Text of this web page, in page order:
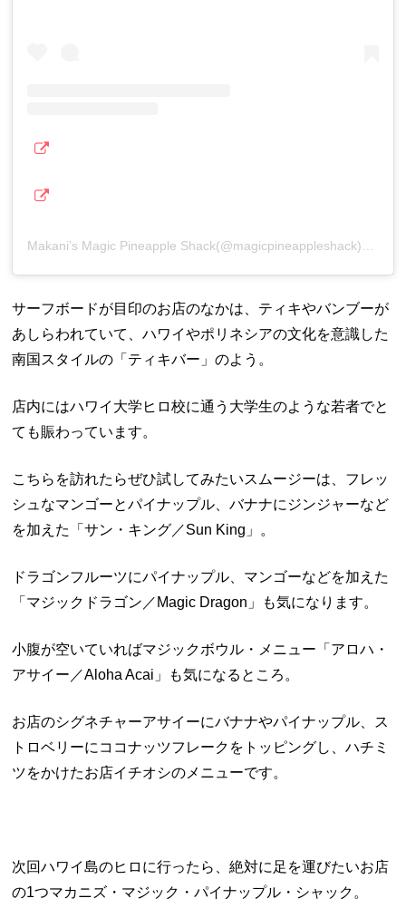
サーフボードが目印のお店のなかは、ティキやバンブーが
あしらわれていて、ハワイやポリネシアの文化を意識した
南国スタイルの「ティキバー」のよう。
店内にはハワイ大学ヒロ校に通う大学生のような若者でと
ても賑わっています。
こちらを訪れたらぜひ試してみたいスムージーは、フレッ
シュなマンゴーとパイナップル、バナナにジンジャーなど
を加えた「サン・キング／Sun King」。
ドラゴンフルーツにパイナップル、マンゴーなどを加えた
「マジックドラゴン／Magic Dragon」も気になります。
小腹が空いていればマジックボウル・メニュー「アロハ・
アサイー／Aloha Acai」も気になるところ。
お店のシグネチャーアサイーにバナナやパイナップル、ス
トロベリーにココナッツフレークをトッピングし、ハチミ
ツをかけたお店イチオシのメニューです。
次回ハワイ島のヒロに行ったら、絶対に足を運びたいお店
の1つマカニズ・マジック・パイナップル・シャック。